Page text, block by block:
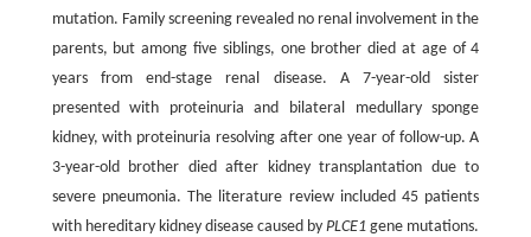
mutation. Family screening revealed no renal involvement in the
parents, but among five siblings, one brother died at age of 4
years from end-stage renal disease. A 7-year-old sister
presented with proteinuria and bilateral medullary sponge
kidney, with proteinuria resolving after one year of follow-up. A
3-year-old brother died after kidney transplantation due to
severe pneumonia. The literature review included 45 patients
with hereditary kidney disease caused byPLCE1 gene mutations.